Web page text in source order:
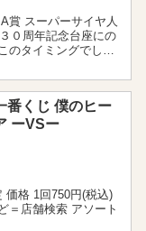
賞 スーパーサイヤ人
０周年記念台座にの
のタイミングでしか
番くじ 僕のヒー
ーVSー
価格 1回750円(税込)
＝店舗検索 アソート